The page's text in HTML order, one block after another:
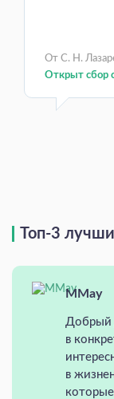
От С. Н.
Открыт сбор
Топ-3
MMay
Добрый
в
в